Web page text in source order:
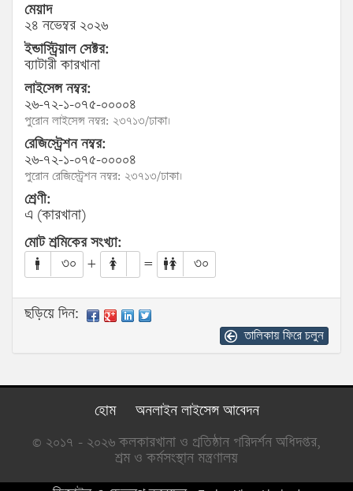
মেয়াদ
২৪ নভেম্বর ২০২৬
ইন্ডাস্ট্রিয়াল সেক্টর:
ব্যাটারী কারখানা
লাইসেন্স নম্বর:
২৬-৭২-১-০৭৫-০০০০৪
পুরোন লাইসেন্স নম্বর: ২৩৭১৩/ঢাকা।
রেজিস্ট্রেশন নম্বর:
২৬-৭২-১-০৭৫-০০০০৪
পুরোন রেজিস্ট্রেশন নম্বর: ২৩৭১৩/ঢাকা।
শ্রেণী:
এ (কারখানা)
মোট শ্রমিকের সংখ্যা:
৩০
+ = ৩০
ছড়িয়ে দিন:
তালিকায় ফিরে চলুন
হোম
অনলাইন লাইসেন্স আবেদন
© ২০১৭ - ২০২৬ কলকারখানা ও প্রতিষ্ঠান পরিদর্শন অধিদপ্তর,
শ্রম ও কর্মসংস্থান মন্ত্রণালয়